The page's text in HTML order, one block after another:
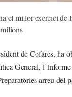
el millor exercici de
de Cofares, ha
General,
arreu del